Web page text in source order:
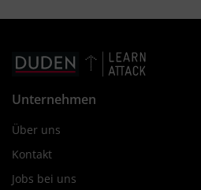
Unternehmen
Über uns
Kontakt
Jobs bei uns